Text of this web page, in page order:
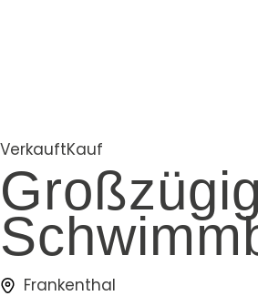
VerkauftKauf
Frankenthal